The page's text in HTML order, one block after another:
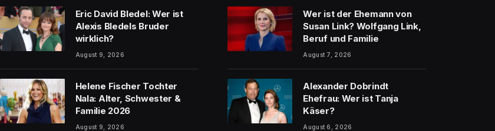
Eric David Bledel: Wer ist
Alexis Bledels Bruder
wirklich?
August 9, 2026
Helene Fischer Tochter
Nala: Alter, Schwester &
Familie 2026
August 9, 2026
Wer ist der Ehemann von
Susan Link? Wolfgang Link,
Beruf und Familie
August 7, 2026
Alexander Dobrindt
Ehefrau: Wer ist Tanja
Käser?
August 6, 2026